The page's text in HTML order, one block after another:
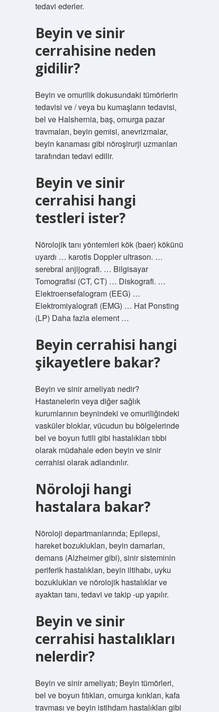
tedavi ederler.
Beyin ve sinir
cerrahisine neden
gidilir?
Beyin ve omurilik dokusundaki tümörlerin
tedavisi ve / veya bu kumaşların tedavisi,
bel ve Halshernia, baş, omurga pazar
travmaları, beyin gemisi, anevrizmalar,
beyin kanaması gibi nöroşirurji uzmanları
tarafından tedavi edilir.
Beyin ve sinir
cerrahisi hangi
testleri ister?
Nörolojik tanı yöntemleri kök (baer) kökünü
uyardı … karotis Doppler ultrason. …
serebral anjijografi. … Bilgisayar
Tomografisi (CT, CT) … Diskografi. …
Elektroensefalogram (EEG) …
Elektromiyalografi (EMG) … Hat Ponsting
(LP) Daha fazla element …
Beyin cerrahisi hangi
şikayetlere bakar?
Beyin ve sinir ameliyatı nedir?
Hastanelerin veya diğer sağlık
kurumlarının beynindeki ve omuriliğindeki
vasküler bloklar, vücudun bu bölgelerinde
bel ve boyun futili gibi hastalıkları tıbbi
olarak müdahale eden beyin ve sinir
cerrahisi olarak adlandırılır.
Nöroloji hangi
hastalara bakar?
Nöroloji departmanlarında; Epilepsi,
hareket bozuklukları, beyin damarları,
demans (Alzheimer gibi), sinir sisteminin
periferik hastalıkları, beyin iltihabı, uyku
bozuklukları ve nörolojik hastalıklar ve
ayaktan tanı, tedavi ve takip -up yapılır.
Beyin ve sinir
cerrahisi hastalıkları
nelerdir?
Beyin ve sinir ameliyatı; Beyin tümörleri,
bel ve boyun fıtıkları, omurga kırıkları, kafa
travması ve beyin istihdam hastalıkları gibi